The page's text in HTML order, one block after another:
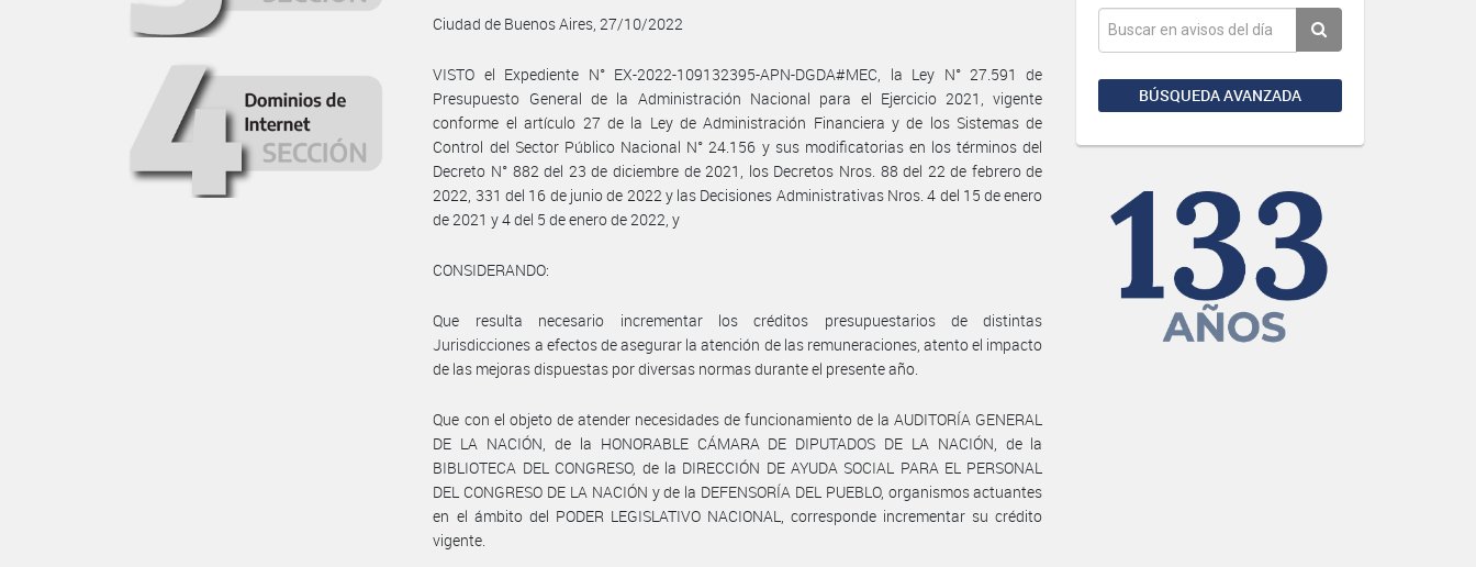
BÚSQUEDA AVANZADA
Ciudad de Buenos Aires, 27/10/2022
VISTO el Expediente N° EX-2022-109132395-APN-DGDA#MEC, la Ley N° 27.591 de
Presupuesto General de la Administración Nacional para el Ejercicio 2021, vigente
conforme el artículo 27 de la Ley de Administración Financiera y de los Sistemas de
Control del Sector Público Nacional N° 24.156 y sus modificatorias en los términos del
Decreto N° 882 del 23 de diciembre de 2021, los Decretos Nros. 88 del 22 de febrero de
2022, 331 del 16 de junio de 2022 y las Decisiones Administrativas Nros. 4 del 15 de enero
de 2021 y 4 del 5 de enero de 2022, y
CONSIDERANDO:
Que resulta necesario incrementar los créditos presupuestarios de distintas
Jurisdicciones a efectos de asegurar la atención de las remuneraciones, atento el impacto
de las mejoras dispuestas por diversas normas durante el presente año.
Que con el objeto de atender necesidades de funcionamiento de la AUDITORÍA GENERAL
DE LA NACIÓN, de la HONORABLE CÁMARA DE DIPUTADOS DE LA NACIÓN, de la
BIBLIOTECA DEL CONGRESO, de la DIRECCIÓN DE AYUDA SOCIAL PARA EL PERSONAL
DEL CONGRESO DE LA NACIÓN y de la DEFENSORÍA DEL PUEBLO, organismos actuantes
en el ámbito del PODER LEGISLATIVO NACIONAL, corresponde incrementar su crédito
vigente.